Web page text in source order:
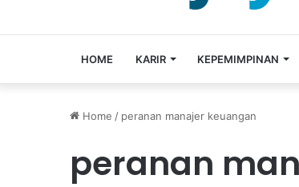
HOME KARIR KEPEMIMPINAN
Home / peranan manajer keuangan
peranan